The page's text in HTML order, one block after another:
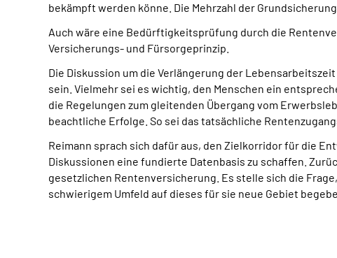
bekämpft werden könne. Die Mehrzahl der
Auch wäre eine Bedürftigkeitsprüfung durch die
Versicherungs- und Fürsorgeprinzip.
Die Diskussion um die Verlängerung der
sein. Vielmehr sei es wichtig, den Menschen ein
die Regelungen zum gleitenden Übergang vom
beachtliche Erfolge. So sei das tatsächliche
Reimann sprach sich dafür aus, den Zielkorridor für die
Diskussionen eine fundierte Datenbasis zu schaffen.
gesetzlichen Rentenversicherung. Es stelle sich die
schwierigem Umfeld auf dieses für sie neue Gebiet